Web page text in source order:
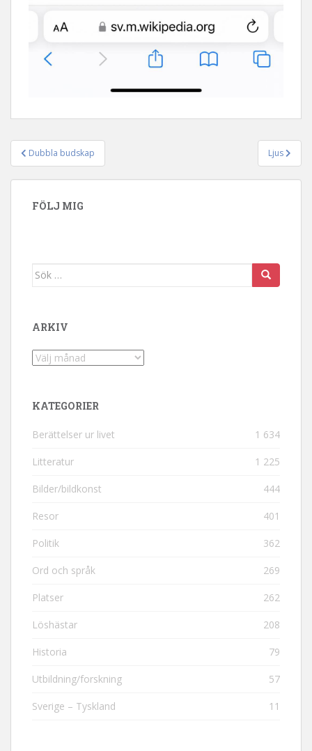
Inläggsnavigering
Dubbla budskap Ljus
FÖLJ MIG
Sök efter:
ARKIV
Arkiv
KATEGORIER
Berättelser ur livet 1 634
Litteratur 1 225
Bilder/bildkonst 444
Resor 401
Politik 362
Ord och språk 269
Platser 262
Löshästar 208
Historia 79
Utbildning/forskning 57
Sverige – Tyskland 11